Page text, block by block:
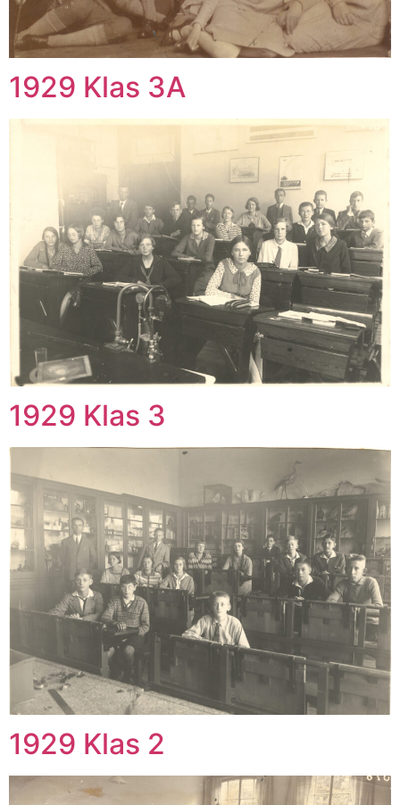
1929 Klas 3A
1929 Klas 3
1929 Klas 2